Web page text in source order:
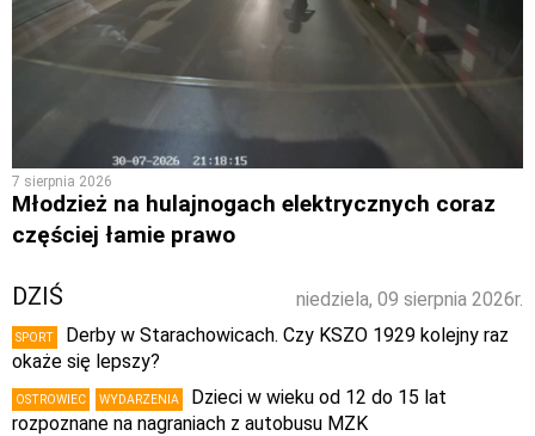
7 sierpnia 2026
Młodzież na hulajnogach elektrycznych coraz
częściej łamie prawo
niedziela, 09 sierpnia 2026r.
DZIŚ
SPORT
Derby w Starachowicach. Czy KSZO 1929 kolejny raz
okaże się lepszy?
OSTROWIEC WYDARZENIA
Dzieci w wieku od 12 do 15 lat
rozpoznane na nagraniach z autobusu MZK